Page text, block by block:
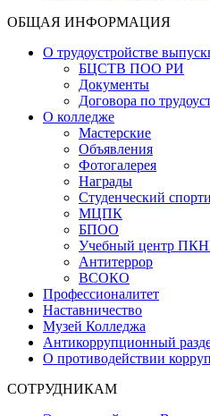
ОБЩАЯ ИНФОРМАЦИЯ
О трудоустройстве
БЦСТВ ПОО РИ
Документы
Договора по
О колледже
Мастерские
Объявления
Фотогалерея
Награды
Студенческий
МЦПК
БПОО
Учебный центр
Антитеррор
ВСОКО
Профессионалитет
Наставничество
Музей Колледжа
Антикоррупционный
О противодействии
СОТРУДНИКАМ